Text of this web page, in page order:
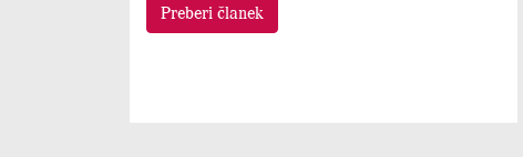
Preberi članek